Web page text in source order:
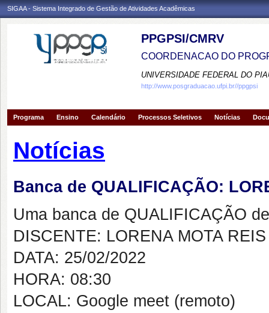
SIGAA - Sistema Integrado de Gestão de Atividades Acadêmicas
PPGPSI/CMRV
COORDENACAO DO
UNIVERSIDADE FEDERAL DO
http://www.posgraduacao.ufpi.br//ppgpsi
Programa Ensino Calendário Processos Seletivos Notícias
Notícias
Banca de QUALIFICAÇÃO:
Uma banca de QUALIFICAÇÃO
DISCENTE: LORENA MOTA REIS
DATA: 25/02/2022
HORA: 08:30
LOCAL: Google meet (remoto)